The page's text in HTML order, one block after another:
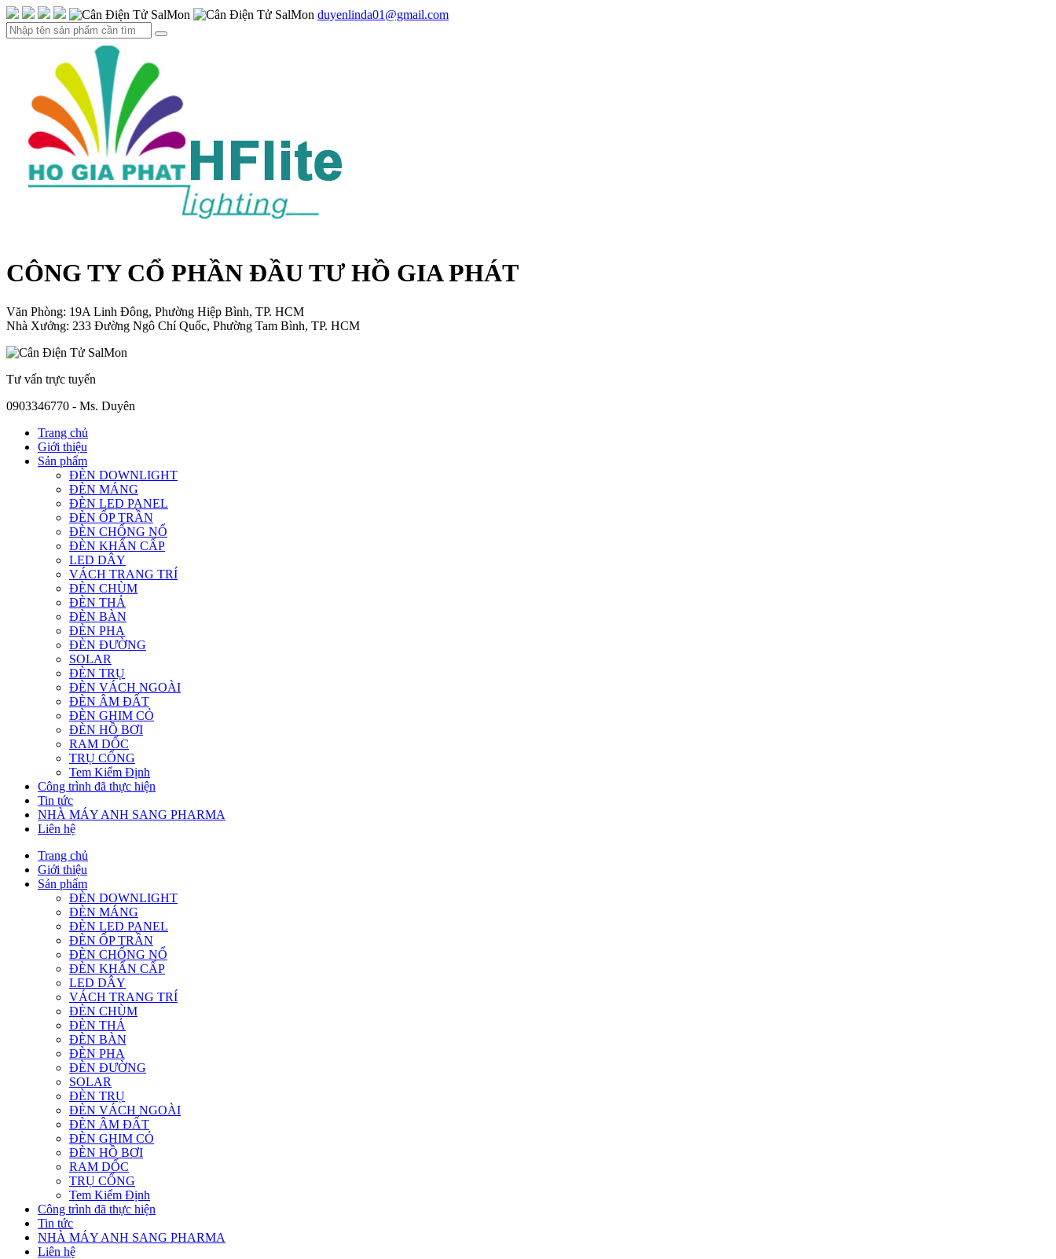
duyenlinda01@gmail.com
CÔNG TY CỔ PHẦN ĐẦU TƯ HỒ GIA PHÁT
Văn Phòng: 19A Linh Đông, Phường Hiệp Bình, TP. HCM
Nhà Xưởng: 233 Đường Ngô Chí Quốc, Phường Tam Bình, TP. HCM
Tư vấn trực tuyến
0903346770 - Ms. Duyên
Trang chủ
Giới thiệu
Sản phẩm
ĐÈN DOWNLIGHT
ĐÈN MÁNG
ĐÈN LED PANEL
ĐÈN ỐP TRẦN
ĐÈN CHỐNG NỔ
ĐÈN KHẨN CẤP
LED DÂY
VÁCH TRANG TRÍ
ĐÈN CHÙM
ĐÈN THẢ
ĐÈN BÀN
ĐÈN PHA
ĐÈN ĐƯỜNG
SOLAR
ĐÈN TRỤ
ĐÈN VÁCH NGOÀI
ĐÈN ÂM ĐẤT
ĐÈN GHIM CỎ
ĐÈN HỒ BƠI
RAM DỐC
TRỤ CỔNG
Tem Kiểm Định
Công trình đã thực hiện
Tin tức
NHÀ MÁY ANH SANG PHARMA
Liên hệ
Trang chủ
Giới thiệu
Sản phẩm
ĐÈN DOWNLIGHT
ĐÈN MÁNG
ĐÈN LED PANEL
ĐÈN ỐP TRẦN
ĐÈN CHỐNG NỔ
ĐÈN KHẨN CẤP
LED DÂY
VÁCH TRANG TRÍ
ĐÈN CHÙM
ĐÈN THẢ
ĐÈN BÀN
ĐÈN PHA
ĐÈN ĐƯỜNG
SOLAR
ĐÈN TRỤ
ĐÈN VÁCH NGOÀI
ĐÈN ÂM ĐẤT
ĐÈN GHIM CỎ
ĐÈN HỒ BƠI
RAM DỐC
TRỤ CỔNG
Tem Kiểm Định
Công trình đã thực hiện
Tin tức
NHÀ MÁY ANH SANG PHARMA
Liên hệ